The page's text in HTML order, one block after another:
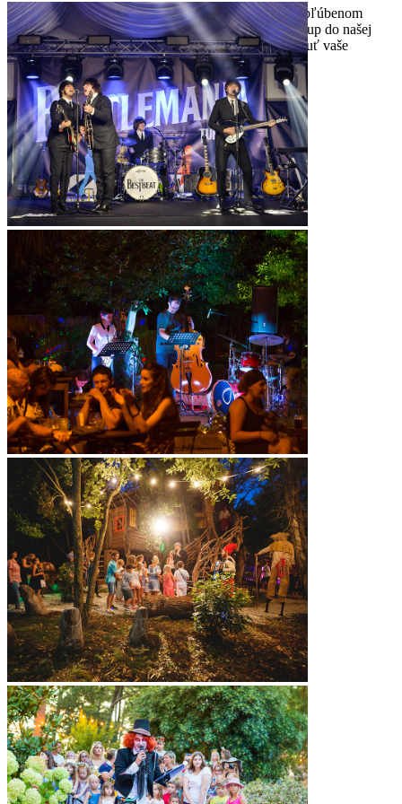
Zažite adrenalín kedykoľvek počas dňa na svojom obľúbenom
mieste pre zdravú dovolenku. Užite si bezplatný prístup do našej
multifunkčnej telocvične, ktorá vám pomôže dosiahnuť vaše
dovolenkové fitness ciele.
Podrobnosti o telocvični a fitness
viacúčelová posilňovňa
vybavenie pre kardio tréning a silový tréning
zdarma pre všetkých hostí
otvorené 24 hodín denne